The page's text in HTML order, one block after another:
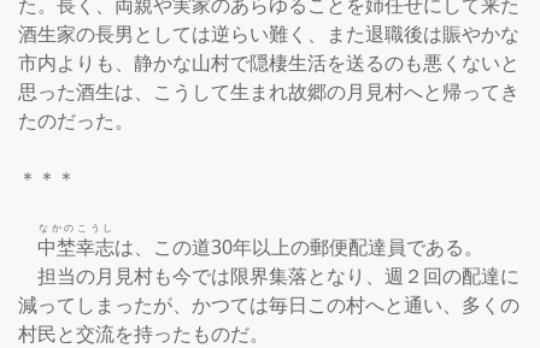
酒生家の長男としては逆らい難く、また退職後は賑やかな
市内よりも、静かな山村で隠棲生活を送るのも悪くないと
思った酒生は、こうして生まれ故郷の月見村へと帰ってき
たのだった。
＊＊＊
中埜
なかの
幸志
こうし
は、この道30年以上の郵便配達員である。
担当の月見村も今では限界集落となり、週２回の配達に
減ってしまったが、かつては毎日この村へと通い、多くの
村民と交流を持ったものだ。